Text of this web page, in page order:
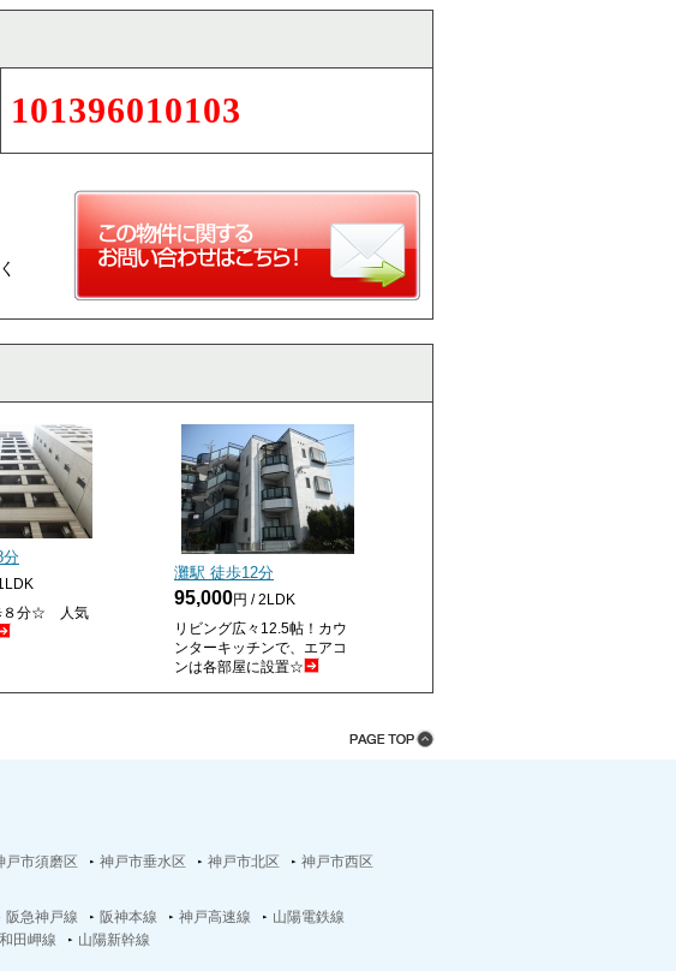
101396010103
分
８分☆ 人気
灘駅 徒歩12分
95,000円 / 2LDK
リビング広々12.5帖！カウ
ンターキッチンで、エアコ
ンは各部屋に設置☆
戸市須磨区 神戸市垂水区 神戸市北区
神戸市西区
阪急神戸線 阪神本線 神戸高速線
山陽電鉄線
田岬線
山陽新幹線